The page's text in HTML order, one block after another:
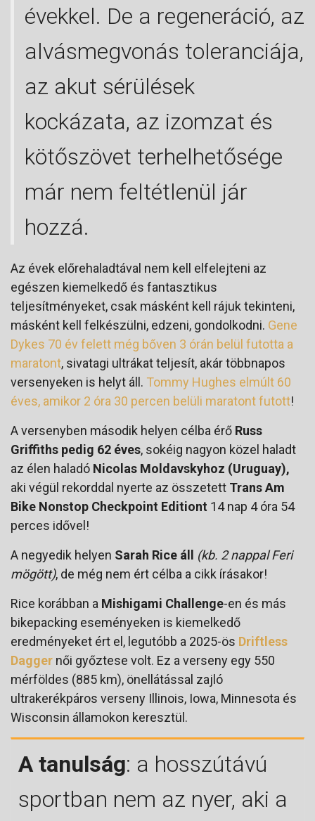
évekkel. De a regeneráció, az
alvásmegvonás toleranciája,
az akut sérülések
kockázata, az izomzat és
kötőszövet terhelhetősége
már nem feltétlenül jár
hozzá.
Az évek előrehaladtával nem kell elfelejteni az
egészen kiemelkedő és fantasztikus
teljesítményeket, csak másként kell rájuk tekinteni,
másként kell felkészülni, edzeni, gondolkodni. Gene
Dykes 70 év felett még bőven 3 órán belül futotta a
maratont, sivatagi ultrákat teljesít, akár többnapos
versenyeken is helyt áll. Tommy Hughes elmúlt 60
éves, amikor 2 óra 30 percen belüli maratont futott!
A versenyben második helyen célba érő Russ
Griffiths pedig 62 éves, sokéig nagyon közel haladt
az élen haladó Nicolas Moldavskyhoz (Uruguay),
aki végül rekorddal nyerte az összetett Trans Am
Bike Nonstop Checkpoint Editiont 14 nap 4 óra 54
perces idővel!
A negyedik helyen Sarah Rice áll (kb. 2 nappal Feri
mögött), de még nem ért célba a cikk írásakor!
Rice korábban a Mishigami Challenge-en és más
bikepacking eseményeken is kiemelkedő
eredményeket ért el, legutóbb a 2025-ös Driftless
Dagger női győztese volt. Ez a verseny egy 550
mérföldes (885 km), önellátással zajló
ultrakerékpáros verseny Illinois, Iowa, Minnesota és
Wisconsin államokon keresztül.
A tanulság: a hosszútávú
sportban nem az nyer, aki a